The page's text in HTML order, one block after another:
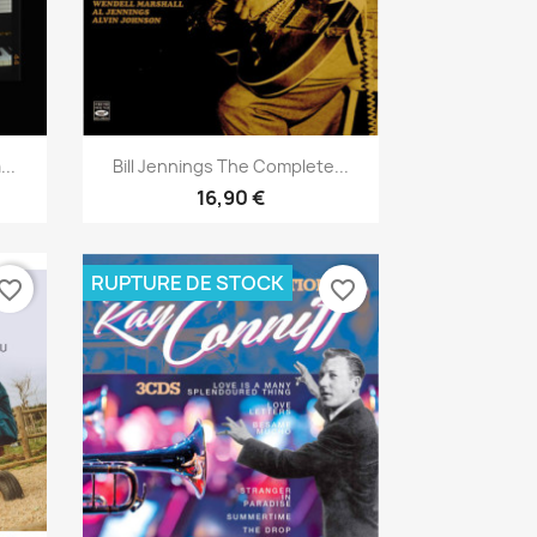
Aperçu rapide
Bill Jennings The Complete...
16,90 €
RUPTURE DE STOCK favorite_border